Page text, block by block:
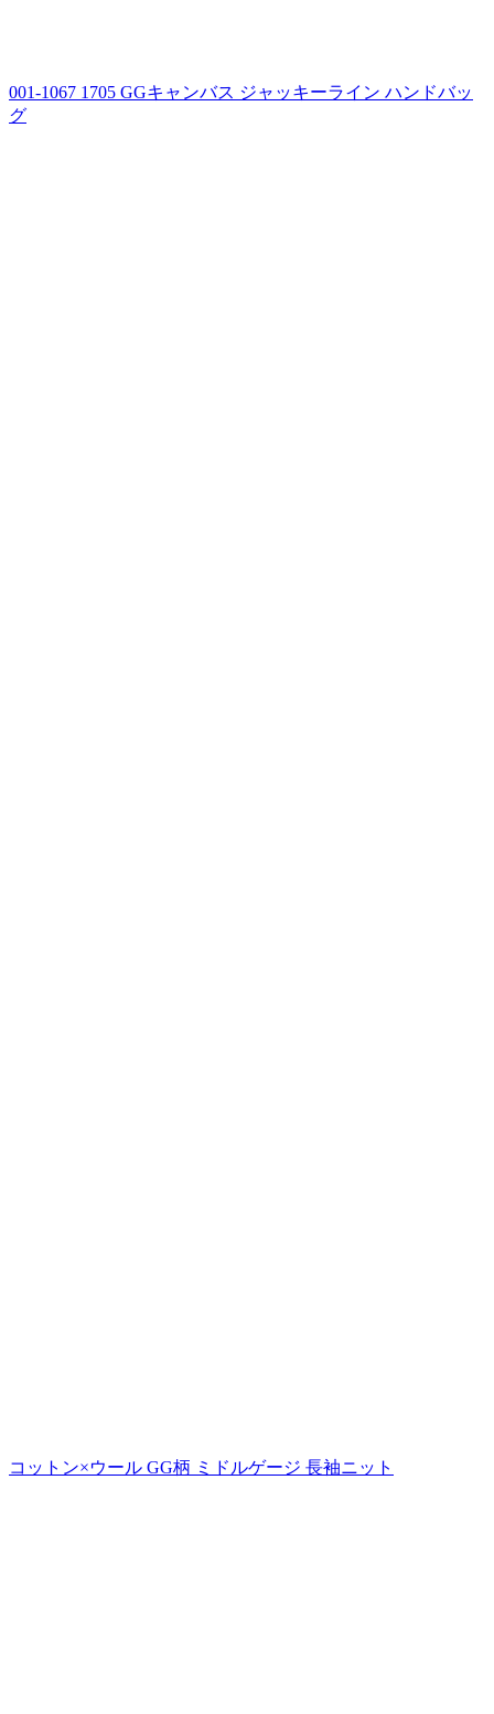
001-1067 1705 GGキャンバス ジャッキーライン ハンドバッ
グ
コットン×ウール GG柄 ミドルゲージ 長袖ニット